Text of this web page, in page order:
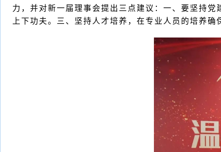
力，并对新一届理事会提出三点建议：一、要坚持
上下功夫。三、坚持人才培养，在专业人员的培养